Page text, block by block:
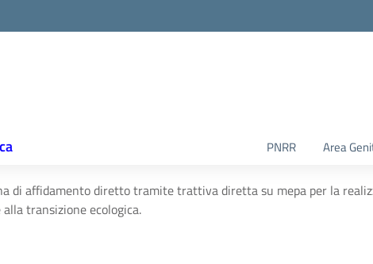
PNRR Area
di affidamento diretto tramite trattiva diretta su mepa per la
transizione ecologica.